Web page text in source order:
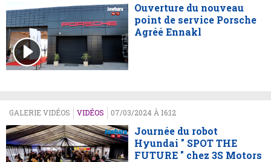
Ouverture du nouveau
point de service Porsche
Agréé Ennakl
GALERIE VIDÉOS VIDÉOS 07/03/2024 À 16:12
Journée du robot
Hyundai " SPOT THE
FUTURE " chez 3S Motors